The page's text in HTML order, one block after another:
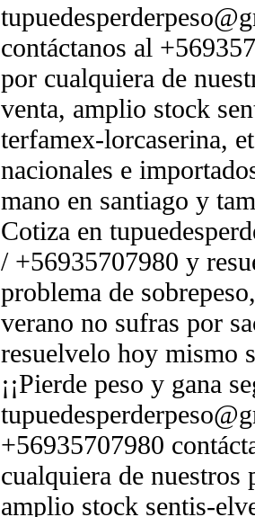
contáctanos al
por cualquiera de
venta, amplio stock
terfamex-lorcaserina,
nacionales e
mano en santiago y
Cotiza en
/ +56935707980 y
problema de
verano no sufras por
resuelvelo hoy mismo
¡¡Pierde peso y gana
+56935707980
cualquiera de nuestros
amplio stock sentis-